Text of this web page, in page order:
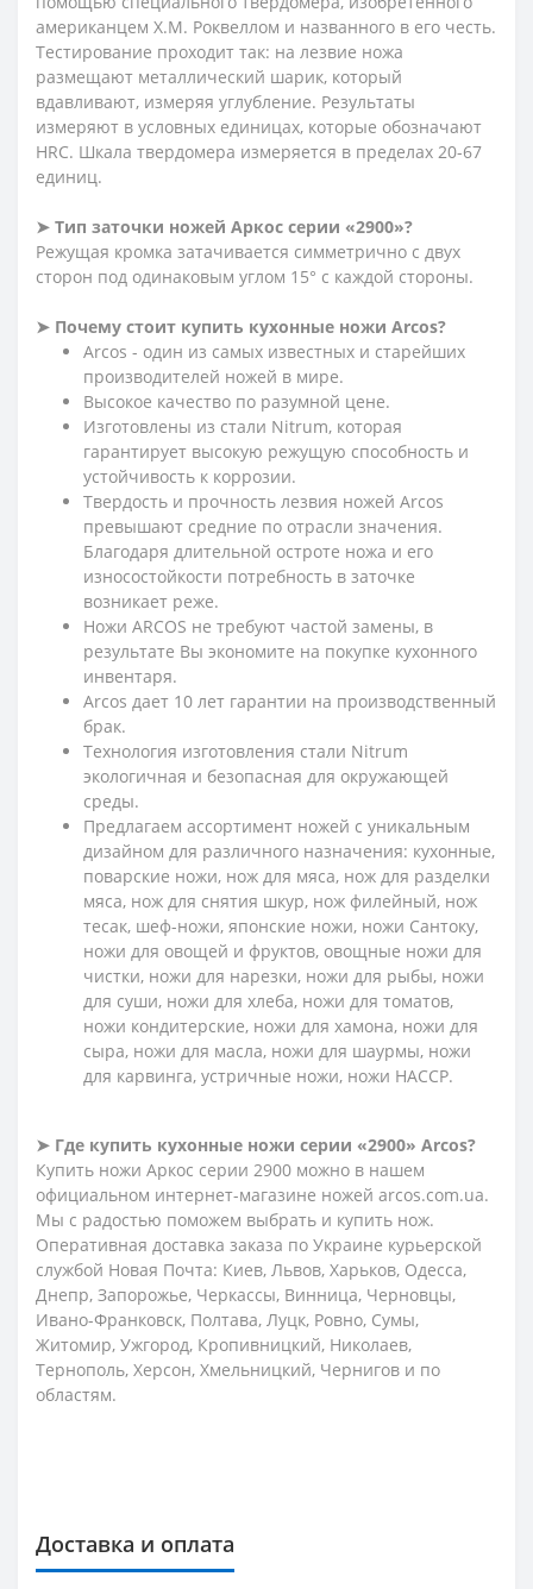
американцем Х.М. Роквеллом и названного в его честь.
Тестирование проходит так: на лезвие ножа
размещают металлический шарик, который
вдавливают, измеряя углубление. Результаты
измеряют в условных единицах, которые обозначают
HRC. Шкала твердомера измеряется в пределах 20-67
единиц.
➤ Тип заточки ножей Аркос серии «2900»?
Режущая кромка затачивается симметрично с двух
сторон под одинаковым углом 15° с каждой стороны.
➤ Почему стоит купить кухонные ножи Arcos?
Arcos - один из самых известных и старейших
производителей ножей в мире.
Высокое качество по разумной цене.
Изготовлены из стали Nitrum, которая
гарантирует высокую режущую способность и
устойчивость к коррозии.
Твердость и прочность лезвия ножей Arcos
превышают средние по отрасли значения.
Благодаря длительной остроте ножа и его
износостойкости потребность в заточке
возникает реже.
Ножи ARCOS не требуют частой замены, в
результате Вы экономите на покупке кухонного
инвентаря.
Arcos дает 10 лет гарантии на производственный
брак.
Технология изготовления стали Nitrum
экологичная и безопасная для окружающей
среды.
Предлагаем ассортимент ножей с уникальным
дизайном для различного назначения: кухонные,
поварские ножи, нож для мяса, нож для разделки
мяса, нож для снятия шкур, нож филейный, нож
тесак, шеф-ножи, японские ножи, ножи Сантоку,
ножи для овощей и фруктов, овощные ножи для
чистки, ножи для нарезки, ножи для рыбы, ножи
для суши, ножи для хлеба, ножи для томатов,
ножи кондитерские, ножи для хамона, ножи для
сыра, ножи для масла, ножи для шаурмы, ножи
для карвинга, устричные ножи, ножи HACCP.
➤ Где купить кухонные ножи серии «2900» Arcos?
Купить ножи Аркос серии 2900 можно в нашем
официальном интернет-магазине ножей arcos.com.ua.
Мы с радостью поможем выбрать и купить нож.
Оперативная доставка заказа по Украине курьерской
службой Новая Почта: Киев, Львов, Харьков, Одесса,
Днепр, Запорожье, Черкассы, Винница, Черновцы,
Ивано-Франковск, Полтава, Луцк, Ровно, Сумы,
Житомир, Ужгород, Кропивницкий, Николаев,
Тернополь, Херсон, Хмельницкий, Чернигов и по
областям.
Доставка и оплата